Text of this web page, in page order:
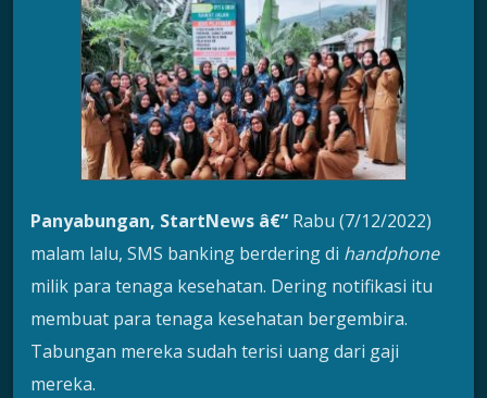
Panyabungan, StartNews â€“ Rabu (7/12/2022)
malam lalu, SMS banking berdering di handphone
milik para tenaga kesehatan. Dering notifikasi itu
membuat para tenaga kesehatan bergembira.
Tabungan mereka sudah terisi uang dari gaji
mereka.